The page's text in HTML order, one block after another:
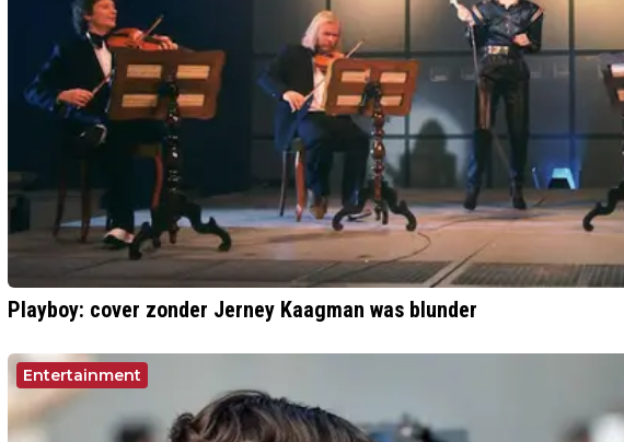
Playboy: cover zonder Jerney Kaagman was blunder
Entertainment